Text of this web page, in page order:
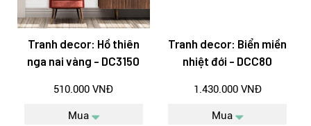
Tranh decor: Hồ thiên
nga nai vàng - DC3150
510.000 VNĐ
Mua
Tranh decor: Biển miền
nhiệt đới - DCC80
1.430.000 VNĐ
Mua